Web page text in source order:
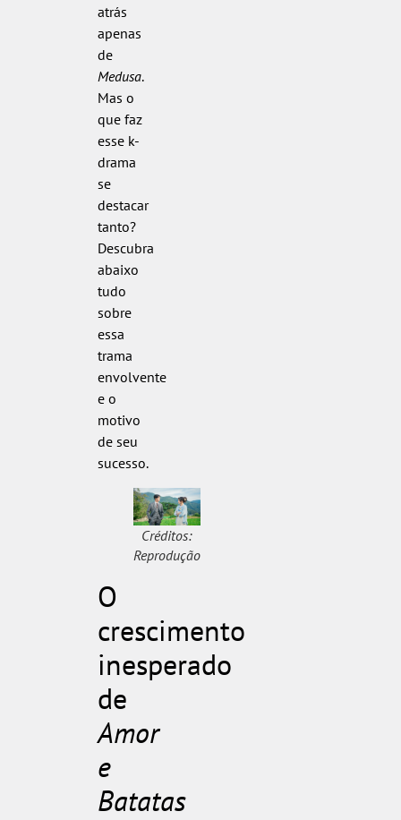
atrás
apenas
de
Medusa.
Mas o
que faz
esse k-
drama
se
destacar
tanto?
Descubra
abaixo
tudo
sobre
essa
trama
envolvente
e o
motivo
de seu
sucesso.
Créditos:
Reprodução
O
crescimento
inesperado
de
Amor
e
Batatas